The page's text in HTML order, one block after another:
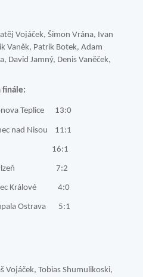
Vojáček, Šimon Vrána, Ivan
Vaněk, Patrik Botek, Adam
David Jamný, Denis Vaněček,
finále:
Teplice 13:0
Nisou 11:1
16:1
Plzeň 7:2
Králové 4:0
Ostrava 5:1
Vojáček, Tobias Shumulikoski,